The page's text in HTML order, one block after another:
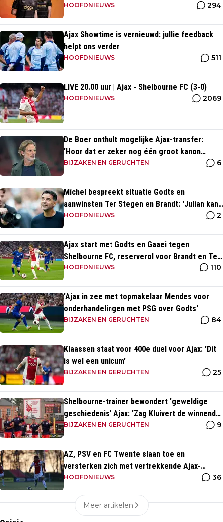
momenten uit clubhistorie
HOOFDNIEUWS 294
Ajax Showtime is vernieuwd: jullie feedback
helpt ons verder
HOOFDNIEUWS 511
LIVE 20.00 uur | Ajax - Shelbourne FC (3-0)
HOOFDNIEUWS 2069
De Boer onthult mogelijke Ajax-transfer:
'Hoor dat er zeker nog één groot kanon
aankomt'
BIJZAKEN EN GERUCHTEN 6
Míchel bespreekt situatie Godts en
aanwinsten Ter Stegen en Brandt: 'Julian kan
spelen in de slotfase'
HOOFDNIEUWS 2
Ajax start met Godts en Gaaei tegen
Shelbourne FC, reserverol voor Brandt en Ter
Stegen
HOOFDNIEUWS 110
'Ajax in zee met topmakelaar Mendes voor
onderhandelingen met PSG over Godts'
BIJZAKEN EN GERUCHTEN 84
Klaassen staat voor 400e duel voor Ajax: 'Dit
is wel een unicum'
BIJZAKEN EN GERUCHTEN 25
Shelbourne-trainer bewondert 'geweldige
geschiedenis' Ajax: 'Zag Kluivert de winnende
scoren'
BIJZAKEN EN GERUCHTEN 9
AZ, PSV en FC Twente slaan toe en
versterken zich met vertrekkende Ajax-
talenten
HOOFDNIEUWS 36
Meer artikelen